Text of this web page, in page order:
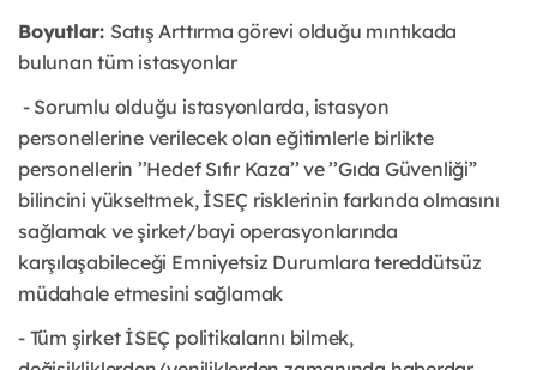
Boyutlar: Satış Arttırma görevi olduğu mıntıkada
bulunan tüm istasyonlar
- Sorumlu olduğu istasyonlarda, istasyon
personellerine verilecek olan eğitimlerle birlikte
personellerin ’’Hedef Sıfır Kaza’’ ve ’’Gıda Güvenliği”
bilincini yükseltmek, İSEÇ risklerinin farkında olmasını
sağlamak ve şirket/bayi operasyonlarında
karşılaşabileceği Emniyetsiz Durumlara tereddütsüz
müdahale etmesini sağlamak
- Tüm şirket İSEÇ politikalarını bilmek,